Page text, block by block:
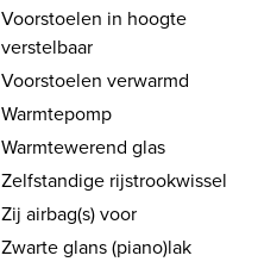
Voorstoelen in hoogte
verstelbaar
Voorstoelen verwarmd
Warmtepomp
Warmtewerend glas
Zelfstandige rijstrookwissel
Zij airbag(s) voor
Zwarte glans (piano)lak